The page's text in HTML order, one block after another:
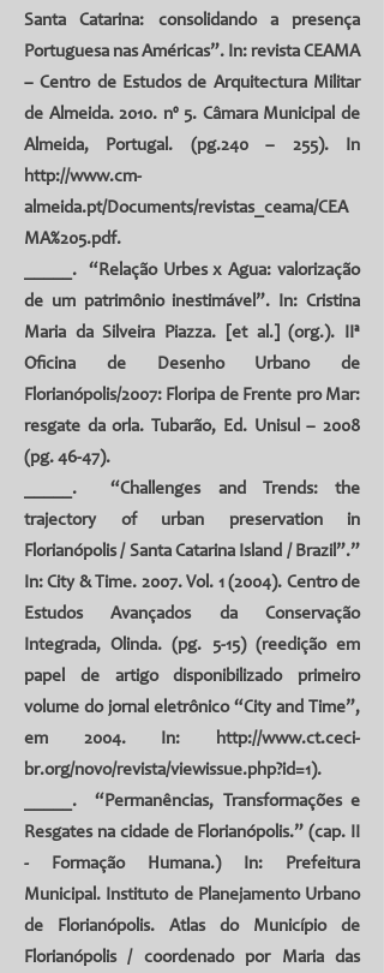
Santa Catarina: consolidando a presença
Portuguesa nas Américas”. In: revista CEAMA
– Centro de Estudos de Arquitectura Militar
de Almeida. 2010. nº 5. Câmara Municipal de
Almeida, Portugal. (pg.240 – 255). In
http://www.cm-
almeida.pt/Documents/revistas_ceama/CEA
MA%205.pdf.
_____. “Relação Urbes x Agua: valorização
de um patrimônio inestimável”. In: Cristina
Maria da Silveira Piazza. [et al.] (org.). IIª
Oficina de Desenho Urbano de
Florianópolis/2007: Floripa de Frente pro Mar:
resgate da orla. Tubarão, Ed. Unisul – 2008
(pg. 46-47).
_____. “Challenges and Trends: the
trajectory of urban preservation in
Florianópolis / Santa Catarina Island / Brazil”.”
In: City & Time. 2007. Vol. 1 (2004). Centro de
Estudos Avançados da Conservação
Integrada, Olinda. (pg. 5-15) (reedição em
papel de artigo disponibilizado primeiro
volume do jornal eletrônico “City and Time”,
em 2004. In: http://www.ct.ceci-
br.org/novo/revista/viewissue.php?id=1).
_____. “Permanências, Transformações e
Resgates na cidade de Florianópolis.” (cap. II
- Formação Humana.) In: Prefeitura
Municipal. Instituto de Planejamento Urbano
de Florianópolis. Atlas do Município de
Florianópolis / coordenado por Maria das